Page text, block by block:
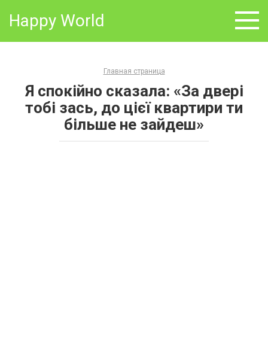
Happy World
Главная страница
Я спокійно сказала: «За двері
тобі зась, до цієї квартири ти
більше не зайдеш»